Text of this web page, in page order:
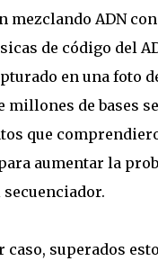
mezclando ADN
de código del
en una foto
millones de bases
que
para aumentar la
caso, superados